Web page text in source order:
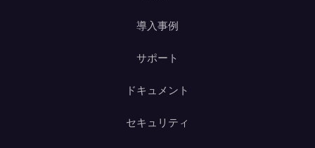
導入事例
サポート
ドキュメント
セキュリティ